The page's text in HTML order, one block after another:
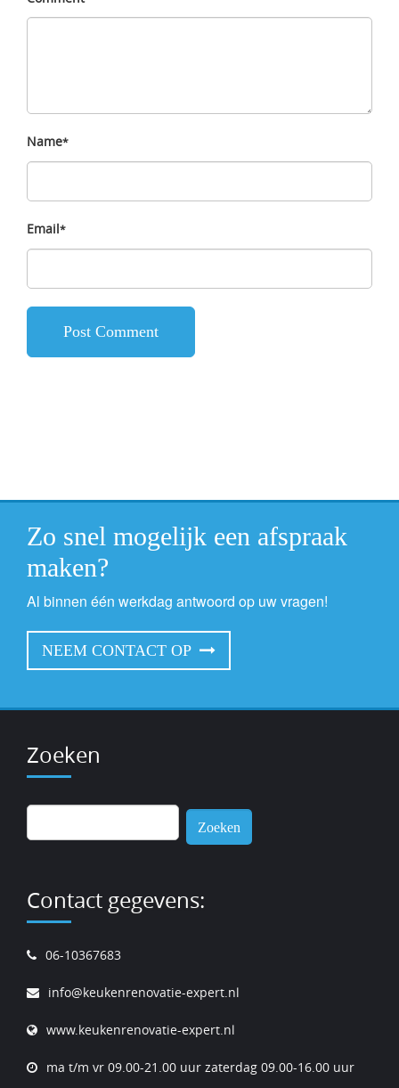
Name*
Email*
Zo snel mogelijk een afspraak
maken?
Al binnen één werkdag antwoord op uw vragen!
NEEM CONTACT OP
Zoeken
Zoeken
naar:
Contact gegevens:
06-10367683
info@keukenrenovatie-expert.nl
www.keukenrenovatie-expert.nl
ma t/m vr 09.00-21.00 uur zaterdag 09.00-16.00 uur